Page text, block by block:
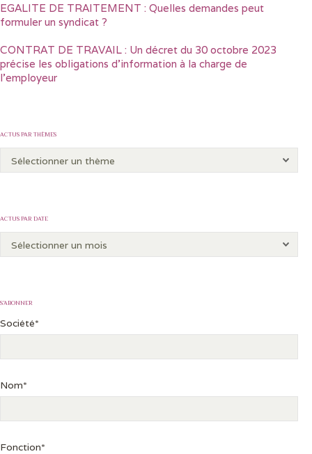
EGALITE DE TRAITEMENT : Quelles demandes peut
formuler un syndicat ?
CONTRAT DE TRAVAIL : Un décret du 30 octobre 2023
précise les obligations d’information à la charge de
l’employeur
ACTUS PAR THÈMES
ACTUS PAR DATE
S’ABONNER
Société*
Nom*
Fonction*